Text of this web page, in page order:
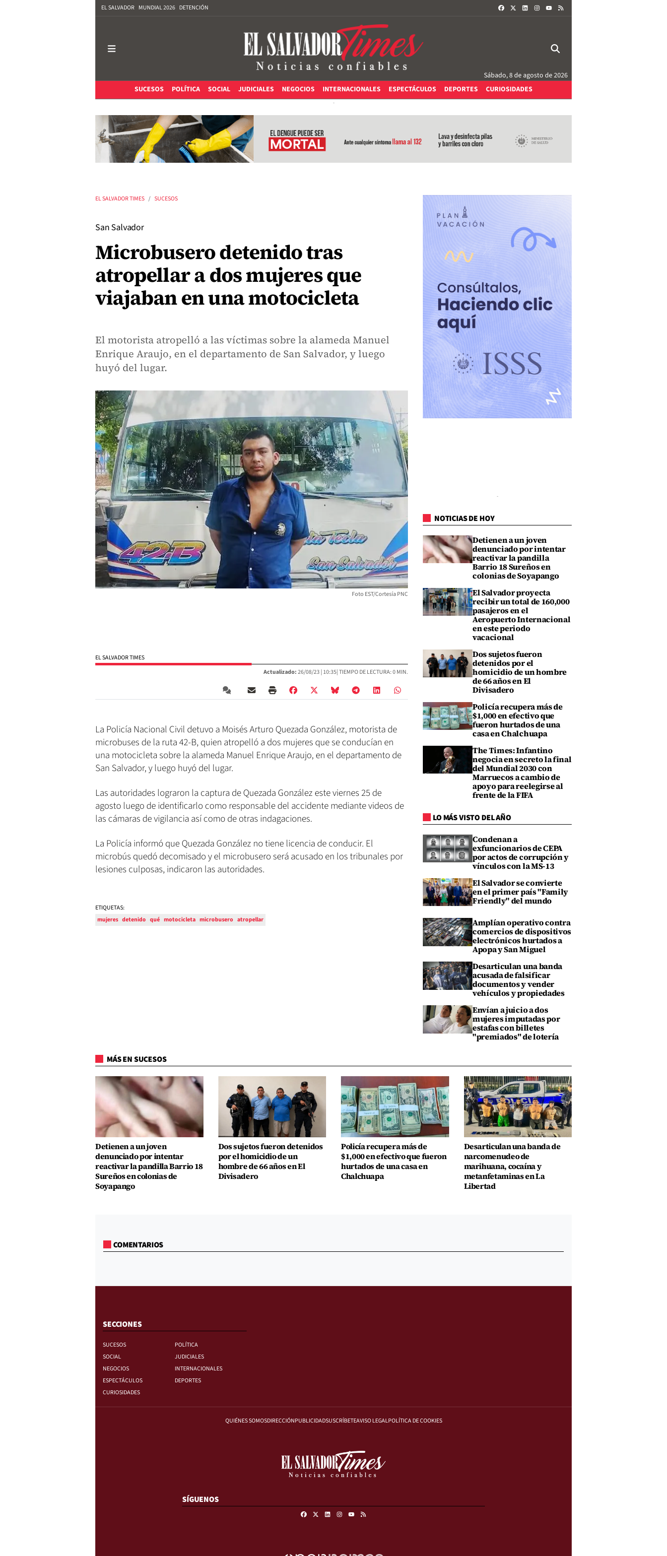
EL SALVADOR MUNDIAL 2026 DETENCIÓN FACEBOOKLINKEDININSTAGRAM
Sábado, 8 de agosto de 2026
SUCESOS
POLÍTICA SOCIAL JUDICIALES NEGOCIOS INTERNACIONALES ESPECTÁCULOS DEPORTES CURIOSIDADES
EL SALVADOR TIMES SUCESOS
San Salvador
Microbusero detenido tras
atropellar a dos mujeres que
viajaban en una motocicleta
El motorista atropelló a las víctimas sobre la alameda Manuel
Enrique Araujo, en el departamento de San Salvador, y luego
huyó del lugar.
Foto EST/Cortesía PNC
EL SALVADOR TIMES
Actualizado:26/08/23 | 10:35| TIEMPO DE LECTURA: 0 MIN.
La Policía Nacional Civil detuvo a Moisés Arturo Quezada González, motorista de
microbuses de la ruta 42-B, quien atropelló a dos mujeres que se conducían en
una motocicleta sobre la alameda Manuel Enrique Araujo, en el departamento de
San Salvador, y luego huyó del lugar.
Las autoridades lograron la captura de Quezada González este viernes 25 de
agosto luego de identificarlo como responsable del accidente mediante videos de
las cámaras de vigilancia así como de otras indagaciones.
La Policía informó que Quezada González no tiene licencia de conducir. El
microbús quedó decomisado y el microbusero será acusado en los tribunales por
lesiones culposas, indicaron las autoridades.
ETIQUETAS:
mujeres detenido qué motocicleta microbusero atropellar
NOTICIAS DE HOY
Detienen a un joven
denunciado por intentar
reactivar la pandilla
Barrio 18 Sureños en
colonias de Soyapango
El Salvador proyecta
recibir un total de 160,000
pasajeros en el
Aeropuerto Internacional
en este periodo
vacacional
Dos sujetos fueron
detenidos por el
homicidio de un hombre
de 66 años en El
Divisadero
Policía recupera más de
$1,000 en efectivo que
fueron hurtados de una
casa en Chalchuapa
The Times: Infantino
negocia en secreto la final
del Mundial 2030 con
Marruecos a cambio de
apoyo para reelegirse al
frente de la FIFA
LO MÁS VISTO DEL AÑO
Condenan a
exfuncionarios de CEPA
por actos de corrupción y
vínculos con la MS-13
El Salvador se convierte
en el primer país "Family
Friendly" del mundo
Amplían operativo contra
comercios de dispositivos
electrónicos hurtados a
Apopa y San Miguel
Desarticulan una banda
acusada de falsificar
documentos y vender
vehículos y propiedades
Envían a juicio a dos
mujeres imputadas por
estafas con billetes
"premiados" de lotería
MÁS EN SUCESOS
Detienen a un joven
denunciado por intentar
reactivar la pandilla Barrio 18
Sureños en colonias de
Soyapango
Dos sujetos fueron detenidos
por el homicidio de un
hombre de 66 años en El
Divisadero
Policía recupera más de
$1,000 en efectivo que fueron
hurtados de una casa en
Chalchuapa
Desarticulan una banda de
narcomenudeo de
marihuana, cocaína y
metanfetaminas en La
Libertad
COMENTARIOS
SECCIONES
SUCESOS
POLÍTICA
SOCIAL
JUDICIALES
NEGOCIOS
INTERNACIONALES
ESPECTÁCULOS
DEPORTES
CURIOSIDADES
QUIÉNES SOMOSDIRECCIÓNPUBLICIDADSUSCRÍBETEAVISO LEGALPOLÍTICA DE COOKIES
SÍGUENOS
FacebookLinkedinInstagram